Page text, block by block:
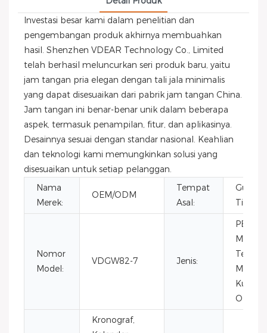
Investasi besar kami dalam penelitian dan
pengembangan produk akhirnya membuahkan
hasil. Shenzhen VDEAR Technology Co., Limited
telah berhasil meluncurkan seri produk baru, yaitu
jam tangan pria elegan dengan tali jala minimalis
yang dapat disesuaikan dari pabrik jam tangan China.
Jam tangan ini benar-benar unik dalam beberapa
aspek, termasuk penampilan, fitur, dan aplikasinya.
Desainnya sesuai dengan standar nasional. Keahlian
dan teknologi kami memungkinkan solusi yang
disesuaikan untuk setiap pelanggan.
Nama
Merek:
OEM/ODM
Tempat
Asal:
Nomor
Model:
VDGW82-7 Jenis:
Mode,
Mewah,
Kuarsa,
Kronograf,